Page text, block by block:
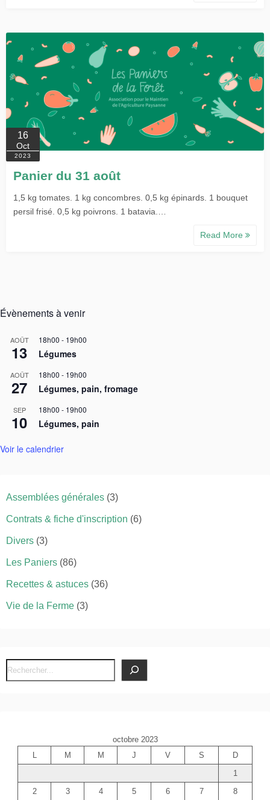
16
Oct
2023
Panier du 31 août
1,5 kg tomates. 1 kg concombres. 0,5 kg épinards. 1 bouquet
persil frisé. 0,5 kg poivrons. 1 batavia.…
Read More
Évènements à venir
AOÛT
13
18h00 - 19h00
Légumes
AOÛT
27
18h00 - 19h00
Légumes, pain, fromage
SEP
10
18h00 - 19h00
Légumes, pain
Voir le calendrier
Assemblées générales (3)
Contrats & fiche d'inscription (6)
Divers (3)
Les Paniers (86)
Recettes & astuces (36)
Vie de la Ferme (3)
R
e
octobre 2023
L
M M J V S
D
1
2
3 4 5 6 7 8